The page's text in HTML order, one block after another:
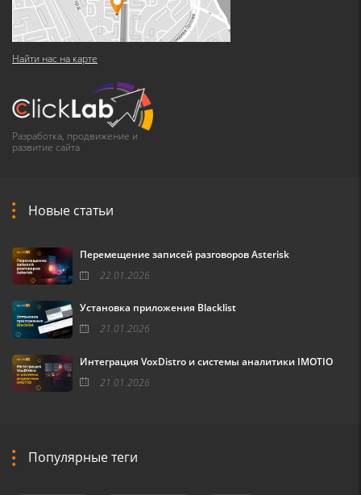
Найти нас на карте
Разработка, продвижение и
развитие сайта
Новые статьи
Перемещение записей разговоров Asterisk
22.01.2026
Установка приложения Blacklist
21.01.2026
Интеграция VoxDistro и системы аналитики IMOTIO
21.01.2026
Популярные теги